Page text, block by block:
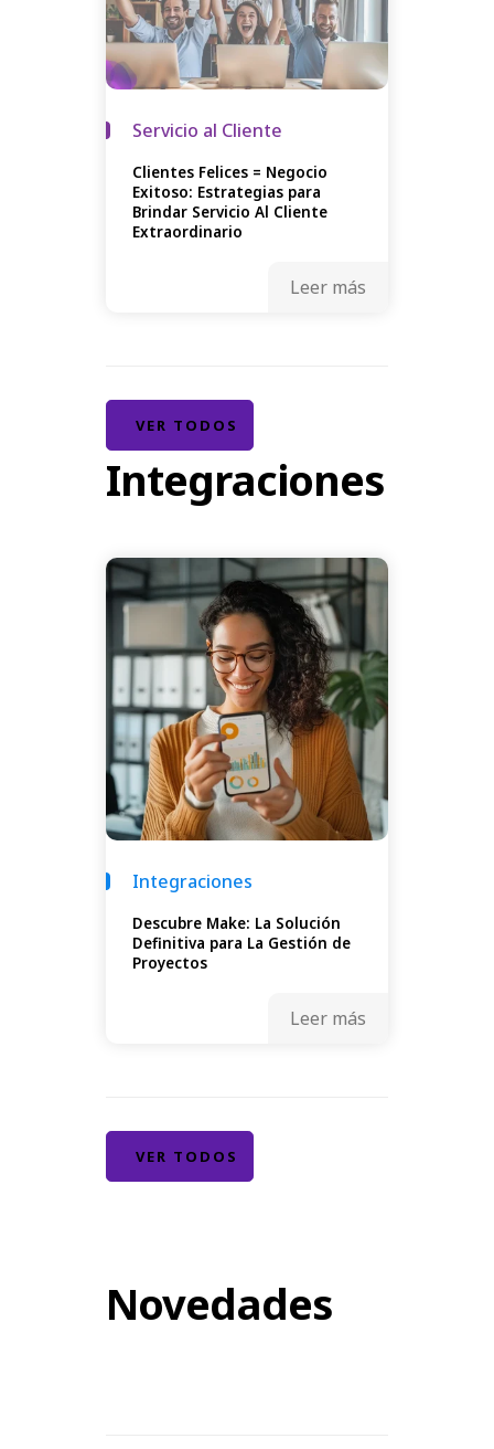
Servicio al Cliente
Clientes Felices = Negocio
Exitoso: Estrategias para
Brindar Servicio Al Cliente
Extraordinario
Leer más
VER TODOS
Integraciones
Integraciones
Descubre Make: La Solución
Definitiva para La Gestión de
Proyectos
Leer más
VER TODOS
Novedades